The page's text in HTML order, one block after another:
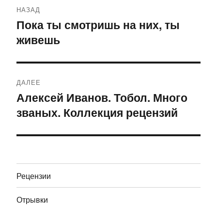
по
записям
НАЗАД
Предыдущая
запись:
Пока ты смотришь на них, ты
живешь
ДАЛЕЕ
Следующая
запись:
Алексей Иванов. Тобол. Много
званых. Коллекция рецензий
Рецензии
Отрывки